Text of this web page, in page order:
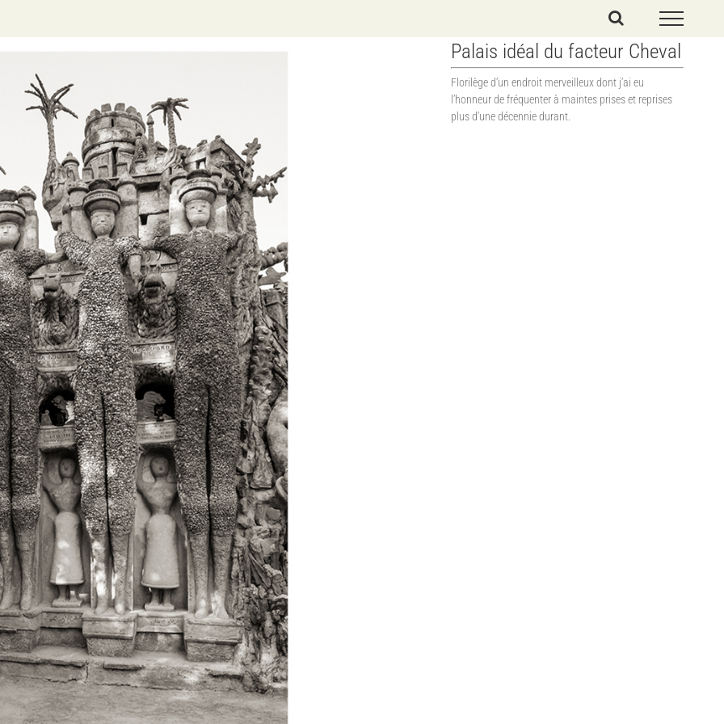
Palais idéal du facteur Cheval
Florilège d’un endroit merveilleux dont j’ai eu
l’honneur de fréquenter à maintes prises et reprises
plus d’une décennie durant.